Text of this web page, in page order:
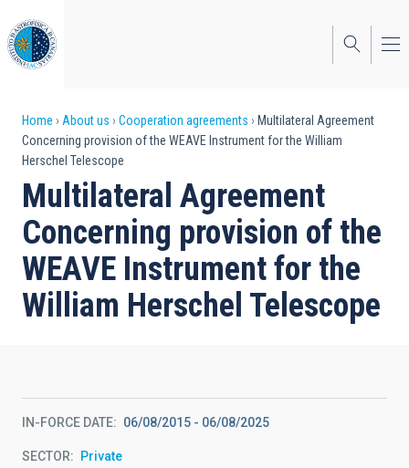
to
main
content
Breadcrumb
Home About us Cooperation agreements
Multilateral Agreement
Concerning provision of the WEAVE Instrument for the William
Herschel Telescope
Multilateral Agreement
Concerning provision of the
WEAVE Instrument for the
William Herschel Telescope
IN-FORCE DATE 06/08/2015 - 06/08/2025
SECTOR Private